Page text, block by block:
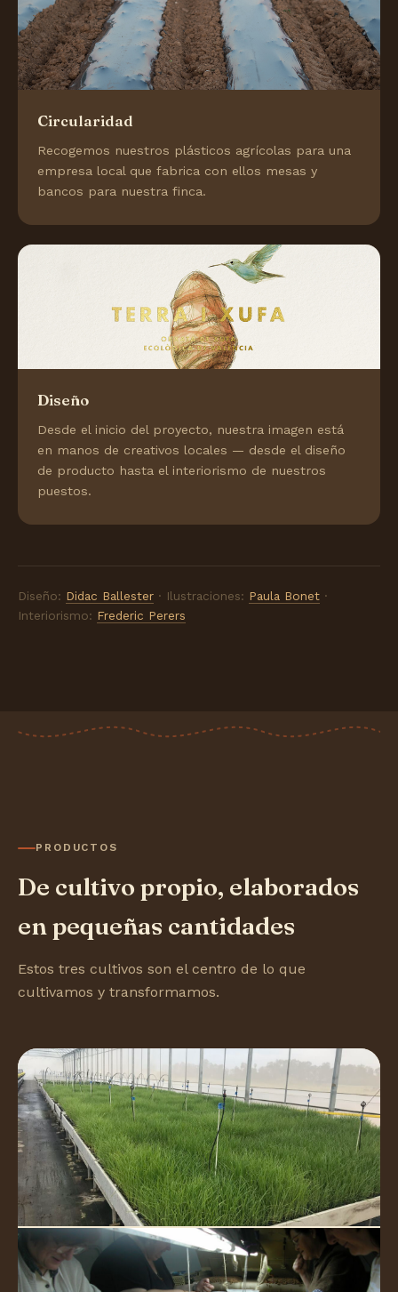
Circularidad
Recogemos nuestros plásticos agrícolas para una
empresa local que fabrica con ellos mesas y
bancos para nuestra finca.
Diseño
Desde el inicio del proyecto, nuestra imagen está
en manos de creativos locales — desde el diseño
de producto hasta el interiorismo de nuestros
puestos.
Diseño: Didac Ballester · Ilustraciones: Paula Bonet ·
Interiorismo: Frederic Perers
PRODUCTOS
De cultivo propio, elaborados
en pequeñas cantidades
Estos tres cultivos son el centro de lo que
cultivamos y transformamos.